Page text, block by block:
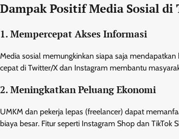
Dampak Positif Media Sosial di
1. Mempercepat Akses Informasi
Media sosial memungkinkan siapa saja
cepat di Twitter/X dan Instagram membantu
2. Meningkatkan Peluang Ekonomi
UMKM dan pekerja lepas (freelancer) dapat
biaya besar. Fitur seperti Instagram Shop dan TikTok